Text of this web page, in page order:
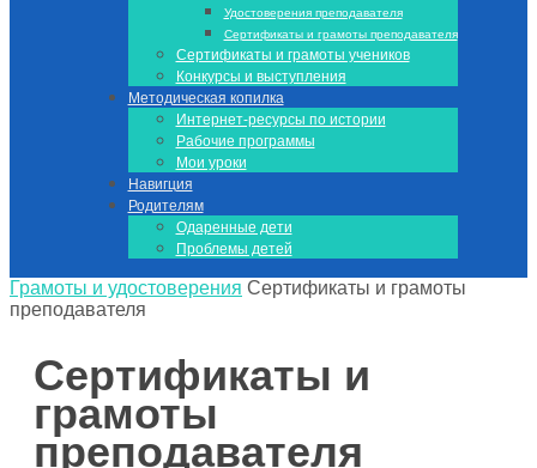
Удостоверения преподавателя
Сертификаты и грамоты преподавателя
Сертификаты и грамоты учеников
Конкурсы и выступления
Методическая копилка
Интернет-ресурсы по истории
Рабочие программы
Мои уроки
Навигция
Родителям
Одаренные дети
Проблемы детей
Грамоты и удостоверения Сертификаты и грамоты
преподавателя
Сертификаты и
грамоты
преподавателя